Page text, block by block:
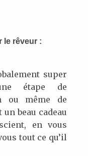
le rêveur :
super
étape de
ou même de
beau cadeau
en vous
tout ce qu’il